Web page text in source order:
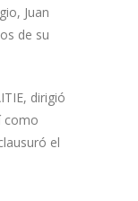
Juan
de su
dirigió
como
el